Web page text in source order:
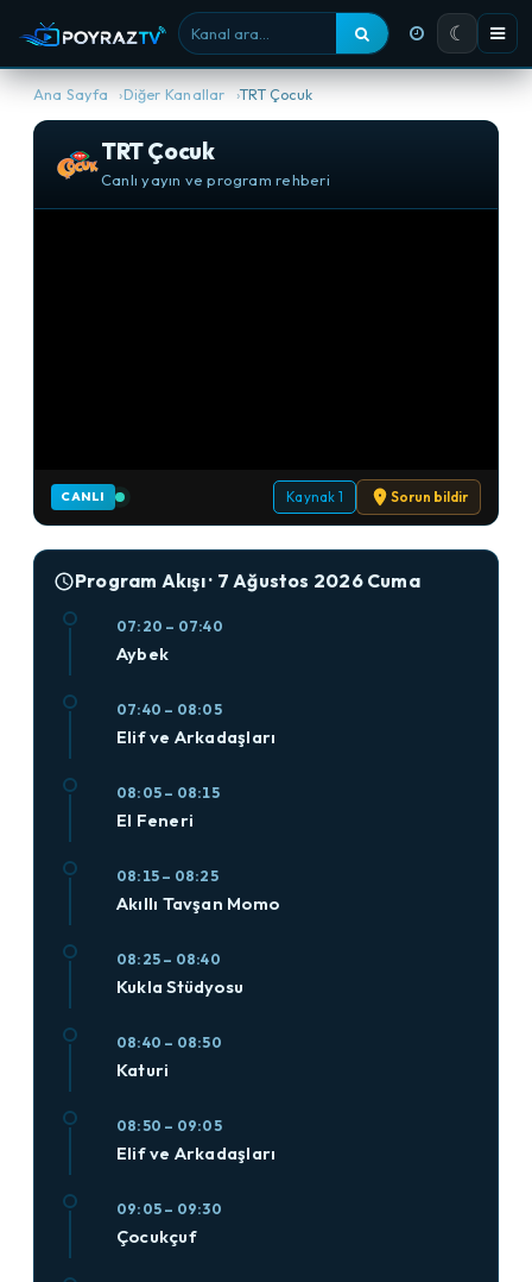
Kanal ara ☾
Ana Sayfa Diğer Kanallar TRT Çocuk
TRT Çocuk
Canlı yayın ve program rehberi
CANLI Kaynak 1 Sorun bildir
Program Akışı · 7 Ağustos 2026 Cuma
07:20 – 07:40
Aybek
07:40 – 08:05
Elif ve Arkadaşları
08:05 – 08:15
El Feneri
08:15 – 08:25
Akıllı Tavşan Momo
08:25 – 08:40
Kukla Stüdyosu
08:40 – 08:50
Katuri
08:50 – 09:05
Elif ve Arkadaşları
09:05 – 09:30
Çocukçuf